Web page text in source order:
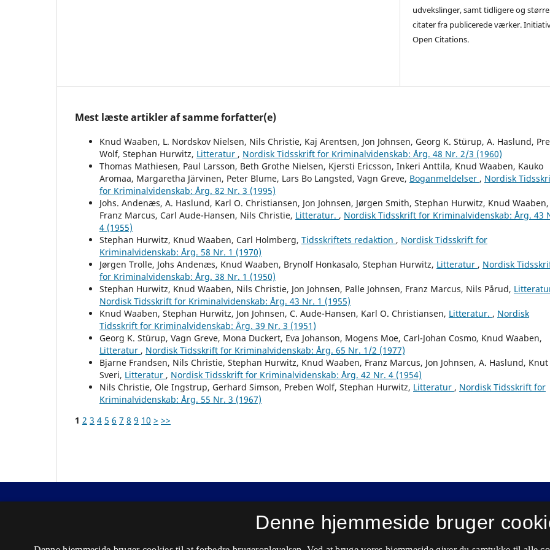
udvekslinger, samt tidligere og større
citater fra publicerede værker.
Open Citations.
Mest læste artikler af samme forfatter(e)
Knud Waaben, L. Nordskov Nielsen, Nils Christie, Kaj Arentsen, Jon Johnsen, Georg K. Stürup, A. Haslund,
Wolf, Stephan Hurwitz, Litteratur , Nordisk Tidsskrift for Kriminalvidenskab: Årg. 48 Nr. 2/3 (1960)
Thomas Mathiesen, Paul Larsson, Beth Grothe Nielsen, Kjersti Ericsson, Inkeri Anttila, Knud Waaben, Kauko
Aromaa, Margaretha Järvinen, Peter Blume, Lars Bo Langsted, Vagn Greve, Boganmeldelser , Nordisk
for Kriminalvidenskab: Årg. 82 Nr. 3 (1995)
Johs. Andenæs, A. Haslund, Karl O. Christiansen, Jon Johnsen, Jørgen Smith, Stephan Hurwitz, Knud Waaben,
Franz Marcus, Carl Aude-Hansen, Nils Christie, Litteratur. , Nordisk Tidsskrift for Kriminalvidenskab: Årg. 43
4 (1955)
Stephan Hurwitz, Knud Waaben, Carl Holmberg, Tidsskriftets redaktion , Nordisk Tidsskrift for
Kriminalvidenskab: Årg. 58 Nr. 1 (1970)
Jørgen Trolle, Johs Andenæs, Knud Waaben, Brynolf Honkasalo, Stephan Hurwitz, Litteratur , Nordisk
for Kriminalvidenskab: Årg. 38 Nr. 1 (1950)
Stephan Hurwitz, Knud Waaben, Nils Christie, Jon Johnsen, Palle Johnsen, Franz Marcus, Nils Pårud,
Nordisk Tidsskrift for Kriminalvidenskab: Årg. 43 Nr. 1 (1955)
Knud Waaben, Stephan Hurwitz, Jon Johnsen, C. Aude-Hansen, Karl O. Christiansen, Litteratur. , Nordisk
Tidsskrift for Kriminalvidenskab: Årg. 39 Nr. 3 (1951)
Georg K. Stürup, Vagn Greve, Mona Duckert, Eva Johanson, Mogens Moe, Carl-Johan Cosmo, Knud Waaben,
Litteratur , Nordisk Tidsskrift for Kriminalvidenskab: Årg. 65 Nr. 1/2 (1977)
Bjarne Frandsen, Nils Christie, Stephan Hurwitz, Knud Waaben, Franz Marcus, Jon Johnsen, A. Haslund, Knut
Sveri, Litteratur , Nordisk Tidsskrift for Kriminalvidenskab: Årg. 42 Nr. 4 (1954)
Nils Christie, Ole Ingstrup, Gerhard Simson, Preben Wolf, Stephan Hurwitz, Litteratur , Nordisk Tidsskrift for
Kriminalvidenskab: Årg. 55 Nr. 3 (1967)
1 2 3 4 5 6 7 8 9 10 > >>
Nordisk Tidsskrift for KriminalvidenskabDenne hjemmeside bruger